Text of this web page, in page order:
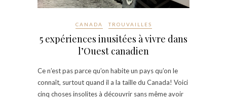
CANADA TROUVAILLES
5 expériences inusitées à vivre dans
l’Ouest canadien
Ce n’est pas parce qu’on habite un pays qu’on le
connaît, surtout quand il a la taille du Canada! Voici
cinq choses insolites à découvrir sans même avoir